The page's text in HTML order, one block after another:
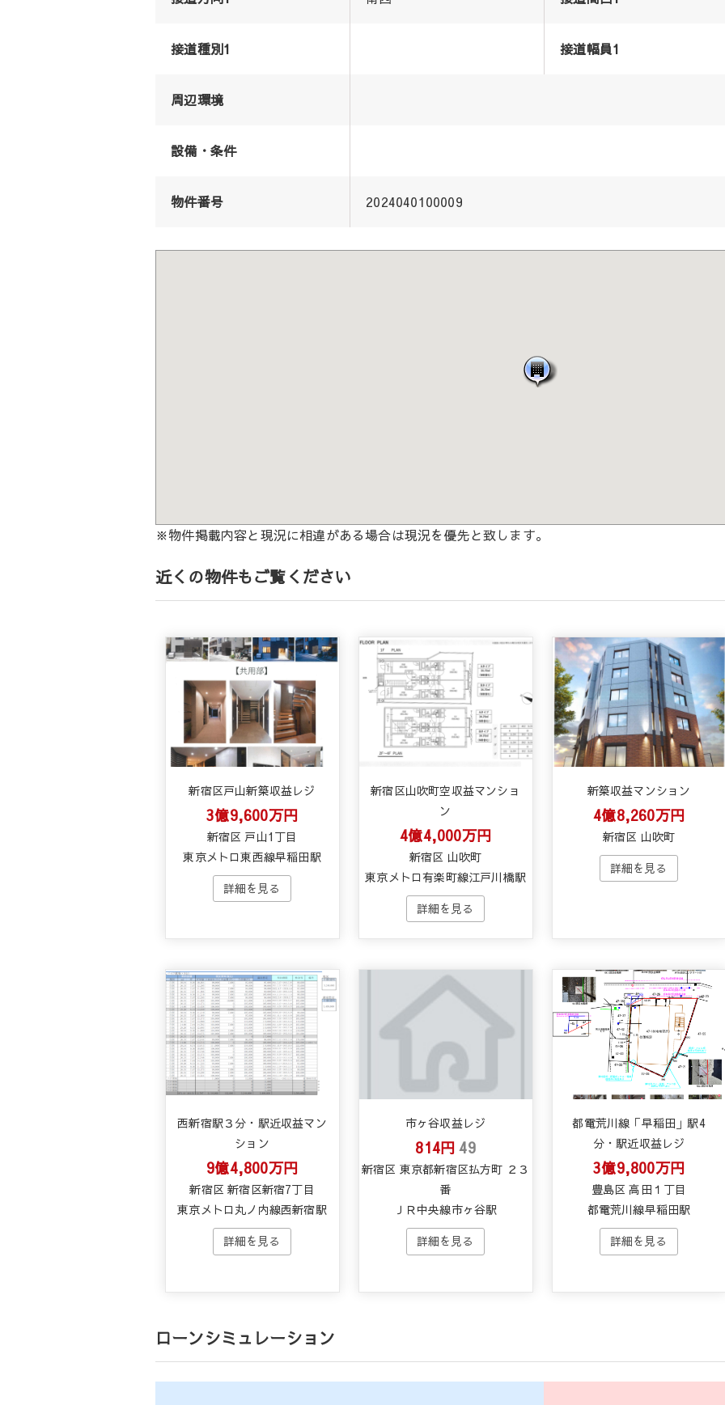
接道種別1 接道幅員1
周辺環境
設備・条件
物件番号 2024040100009
※物件掲載内容と現況に相違がある場合は現況を優先と致します。
近くの物件もご覧ください
新宿区戸山新築収益レジ
3億9,600万円
新宿区 戸山1丁目
東京メトロ東西線早稲田駅
新宿区山吹町空収益マンショ
ン
4億4,000万円
新宿区 山吹町
東京メトロ有楽町線江戸川橋駅
新築収益マンション
4億8,260万円
新宿区 山吹町
西新宿駅３分・駅近収益マン
ション
9億4,800万円
新宿区 新宿区新宿7丁目
東京メトロ丸ノ内線西新宿駅
市ヶ谷収益レジ
814円49
新宿区 東京都新宿区払方町 ２３
番
ＪＲ中央線市ヶ谷駅
都電荒川線「早稲田」駅4
分・駅近収益レジ
3億9,800万円
豊島区 高田１丁目
都電荒川線早稲田駅
ローンシミュレーション